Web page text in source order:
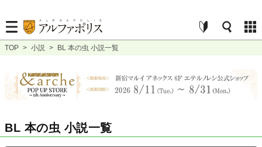
TOP > 小説 > BL 本の虫 小説一覧
BL 本の虫 小説一覧